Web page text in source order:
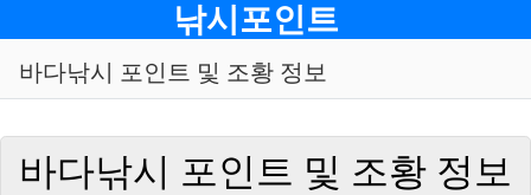
낚시포인트
바다낚시 포인트 및 조황 정보
바다낚시 포인트 및 조황 정보